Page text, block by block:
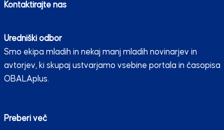
Kontaktirajte nas
Uredniški odbor
Smo ekipa mladih in nekaj manj mladih novinarjev in
avtorjev, ki skupaj ustvarjamo vsebine portala in časopisa
OBALAplus.
Preberi več